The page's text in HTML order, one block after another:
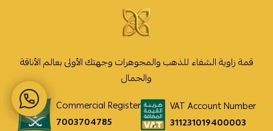
قمة زاوية الشفاء للذهب والمجوهرات وجهتك الأولى بعالم الأناقة
والجمال
Commercial Register
7003704785
VAT Account Number
311231019400003